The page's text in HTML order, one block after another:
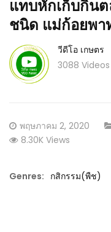
series
เกษตร :
(คลิป) ปลูกผักใน
โดยไม่ต้องรดน้ำ
แทบหักเก็บกิน
ชนิด แม่ก้อยพา
วีดีโอ เกษตร
3088 Videos
Posted
on
พฤษภาคม 2, 2020
8.30K Views
Genres: กสิกรรม(พืช)